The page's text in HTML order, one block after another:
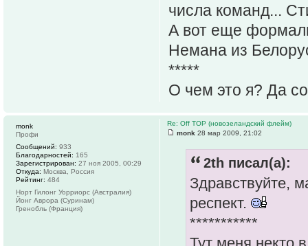
числа команд...
А вот еще
Немана из
*****
О чем это я? Да
Re: Off TOP (новозеландский флейм)
monk 28 мар 2009, 21:02
2th писал(а):
Здравствуйте,
респект.
***********
monk
Профи
Сообщений: 933
Благодарностей: 165
Зарегистрирован: 27 ноя 2005, 00:29
Откуда: Москва, Россия
Рейтинг: 484
Норт Гилонг Уорриорс (Австралия)
Йонг Аврора (Суринам)
Гренобль (Франция)